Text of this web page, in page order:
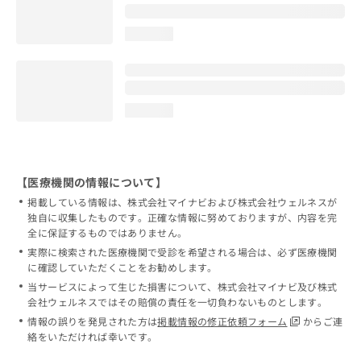
【医療機関の情報について】
掲載している情報は、株式会社マイナビおよび株式会社ウェルネスが
独自に収集したものです。正確な情報に努めておりますが、内容を完
全に保証するものではありません。
実際に検索された医療機関で受診を希望される場合は、必ず医療機関
に確認していただくことをお勧めします。
当サービスによって生じた損害について、株式会社マイナビ及び株式
会社ウェルネスではその賠償の責任を一切負わないものとします。
情報の誤りを発見された方は掲載情報の修正依頼フォーム
からご連
絡をいただければ幸いです。